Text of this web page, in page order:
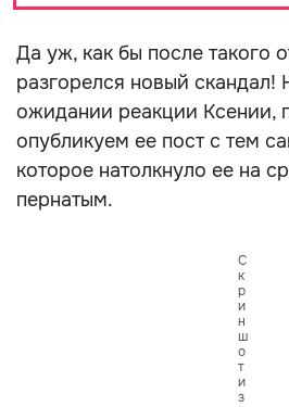
Да уж, как бы после такого
разгорелся новый скандал!
ожидании реакции Ксении,
опубликуем ее пост с тем
которое натолкнуло ее на
пернатым.
С
к
р
и
н
ш
о
т
и
з